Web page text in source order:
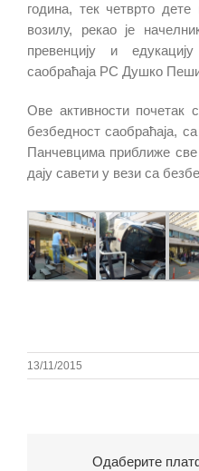
година, тек четврто
возилу, рекао је
превенцију и
саобраћаја РС Душко
Ове активности почетак
безбедност саобраћаја,
Панчевцима приближе
дају савети у вези са
13/11/2015
Одаберите